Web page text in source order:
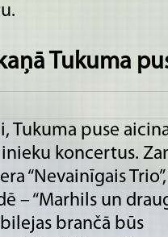
Tukuma
Tukuma puse
koncertus.
“Nevainīgais Trio”,
– “Marhils un
brančā būs